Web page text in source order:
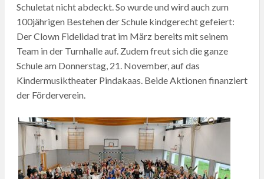
Schuletat nicht abdeckt. So wurde und wird auch zum
100jährigen Bestehen der Schule kindgerecht gefeiert:
Der Clown Fidelidad trat im März bereits mit seinem
Team in der Turnhalle auf. Zudem freut sich die ganze
Schule am Donnerstag, 21. November, auf das
Kindermusiktheater Pindakaas. Beide Aktionen finanziert
der Förderverein.